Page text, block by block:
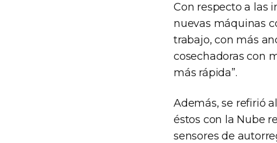
Con respecto a las
nuevas máquinas
trabajo, con más
cosechadoras con
más rápida”.
Además, se refirió
éstos con la Nube
sensores de